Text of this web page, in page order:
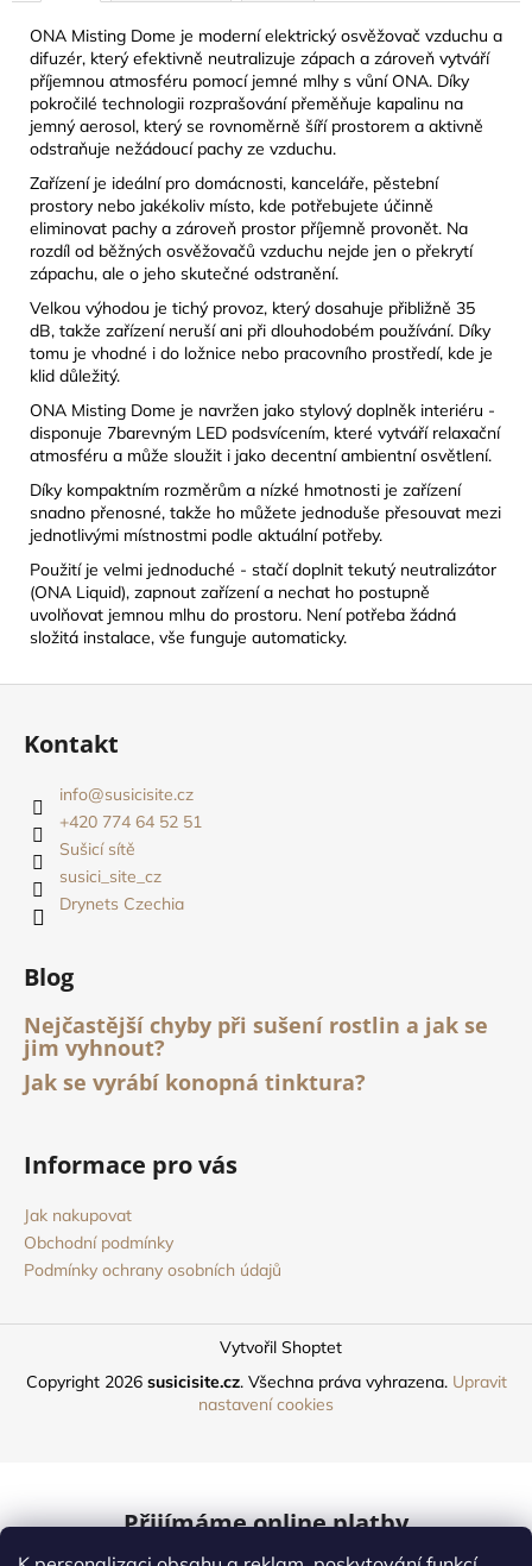
ONA Misting Dome je moderní elektrický osvěžovač vzduchu a
difuzér, který efektivně neutralizuje zápach a zároveň vytváří
příjemnou atmosféru pomocí jemné mlhy s vůní ONA. Díky
pokročilé technologii rozprašování přeměňuje kapalinu na
jemný aerosol, který se rovnoměrně šíří prostorem a aktivně
odstraňuje nežádoucí pachy ze vzduchu.
Zařízení je ideální pro domácnosti, kanceláře, pěstební
prostory nebo jakékoliv místo, kde potřebujete účinně
eliminovat pachy a zároveň prostor příjemně provonět. Na
rozdíl od běžných osvěžovačů vzduchu nejde jen o překrytí
zápachu, ale o jeho skutečné odstranění.
Velkou výhodou je tichý provoz, který dosahuje přibližně 35
dB, takže zařízení neruší ani při dlouhodobém používání. Díky
tomu je vhodné i do ložnice nebo pracovního prostředí, kde je
klid důležitý.
ONA Misting Dome je navržen jako stylový doplněk interiéru -
disponuje 7barevným LED podsvícením, které vytváří relaxační
atmosféru a může sloužit i jako decentní ambientní osvětlení.
Díky kompaktním rozměrům a nízké hmotnosti je zařízení
snadno přenosné, takže ho můžete jednoduše přesouvat mezi
jednotlivými místnostmi podle aktuální potřeby.
Použití je velmi jednoduché - stačí doplnit tekutý neutralizátor
(ONA Liquid), zapnout zařízení a nechat ho postupně
uvolňovat jemnou mlhu do prostoru. Není potřeba žádná
složitá instalace, vše funguje automaticky.
Z
Kontakt
info@susicisite.cz
+420 774 64 52 51
Sušicí sítě
susici_site_cz
Drynets Czechia
Blog
Nejčastější chyby při sušení rostlin a jak se
jim vyhnout?
Jak se vyrábí konopná tinktura?
Informace pro vás
Jak nakupovat
Obchodní podmínky
Podmínky ochrany osobních údajů
Vytvořil Shoptet
Copyright 2026 susicisite.cz. Všechna práva vyhrazena. Upravit
nastavení cookies
Přijímáme online platby